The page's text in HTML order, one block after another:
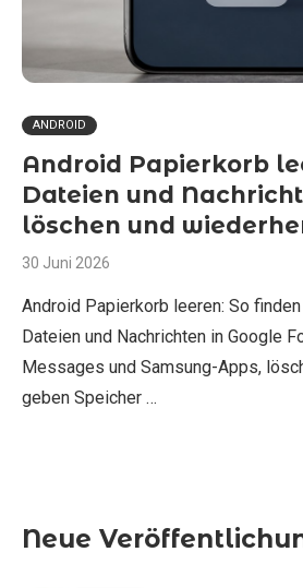
ANDROID
Android Papierkorb
Dateien und
löschen und
30 Juni 2026
Android Papierkorb leeren: So
Dateien und Nachrichten in Google
Messages und Samsung-Apps,
geben Speicher …
Neue